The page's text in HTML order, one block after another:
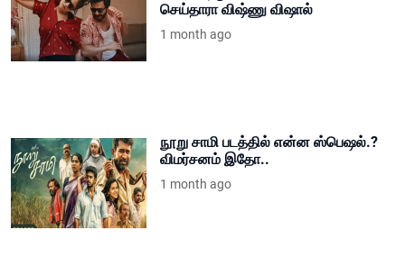
செய்தாரா விஷ்ணு விஷால்
1 month ago
நூறு சாமி படத்தில் என்ன ஸ்பெஷல்.?
விமர்சனம் இதோ..
1 month ago